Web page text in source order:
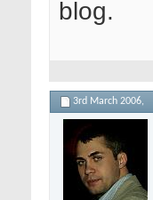
blog.
3rd March 2006,